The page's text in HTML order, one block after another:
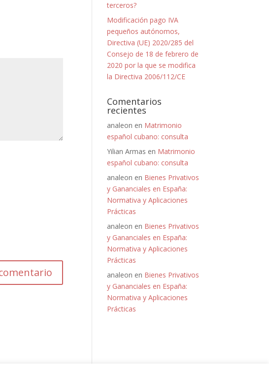
terceros?
Modificación pago IVA
pequeños autónomos,
Directiva (UE) 2020/285 del
Consejo de 18 de febrero de
2020 por la que se modifica
la Directiva 2006/112/CE
Comentarios
recientes
analeon en Matrimonio
español cubano: consulta
Yilian Armas en Matrimonio
español cubano: consulta
analeon en Bienes Privativos
y Gananciales en España:
Normativa y Aplicaciones
Prácticas
analeon en Bienes Privativos
y Gananciales en España:
Normativa y Aplicaciones
Prácticas
analeon en Bienes Privativos
y Gananciales en España:
Normativa y Aplicaciones
Prácticas